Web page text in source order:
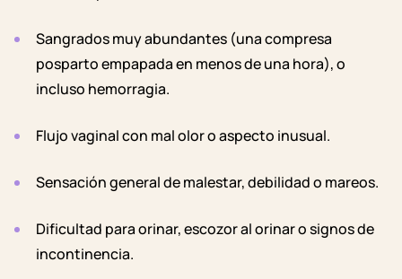
Sangrados muy abundantes (una compresa
posparto empapada en menos de una hora), o
incluso hemorragia.
Flujo vaginal con mal olor o aspecto inusual.
Sensación general de malestar, debilidad o mareos.
Dificultad para orinar, escozor al orinar o signos de
incontinencia.